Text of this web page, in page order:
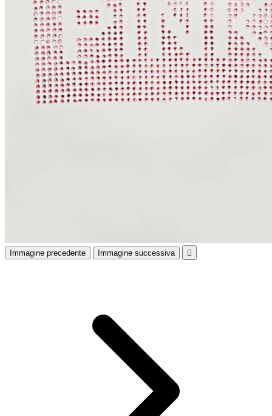
Immagine precedente Immagine successiva 